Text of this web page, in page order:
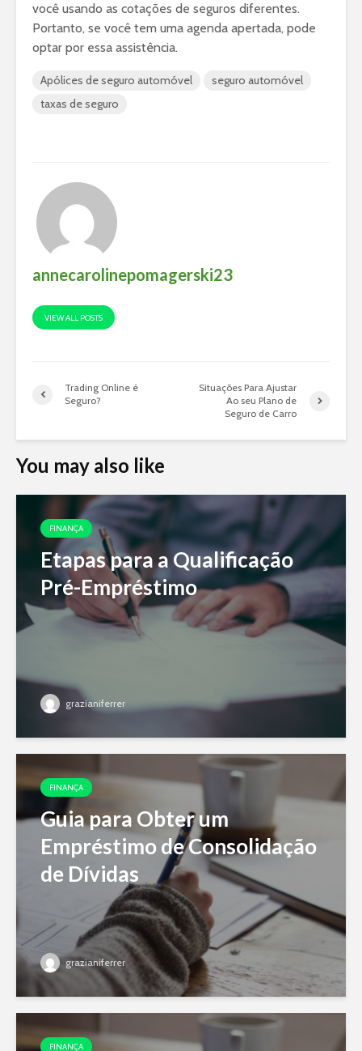
você usando as cotações de seguros diferentes.
Portanto, se você tem uma agenda apertada, pode
optar por essa assistência.
Apólices de seguro automóvel
seguro automóvel
taxas de seguro
annecarolinepomagerski23
VIEW ALL POSTS
Trading Online é
Seguro?
Situações Para Ajustar
Ao seu Plano de
Seguro de Carro
You may also like
FINANÇA
Etapas para a Qualificação
Pré-Empréstimo
grazianiferrer
FINANÇA
Guia para Obter um
Empréstimo de Consolidação
de Dívidas
grazianiferrer
FINANÇA